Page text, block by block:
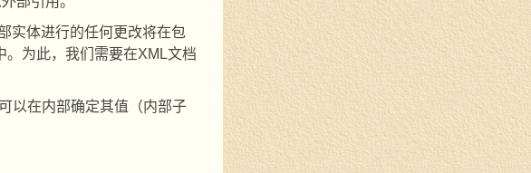
实体进行的任何更改将在包
。为此，我们需要在XML文档
以在内部确定其值（内部子